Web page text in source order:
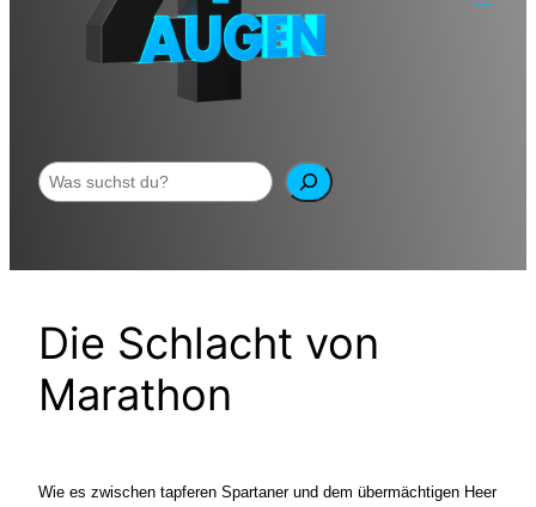
Suchen
Die Schlacht von
Marathon
Wie es zwischen tapferen Spartaner und dem übermächtigen Heer